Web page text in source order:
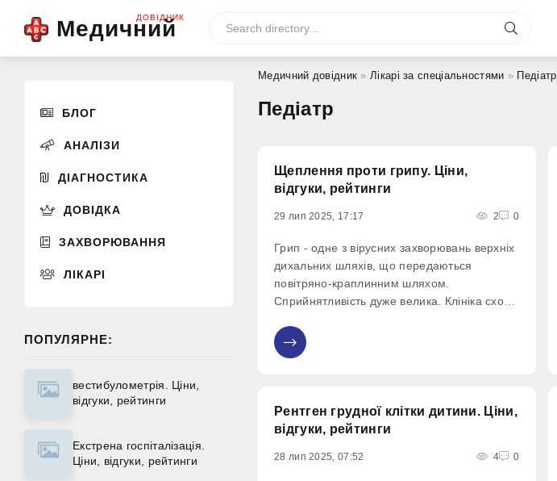
Медичний
ДОВІДНИК
БЛОГ
АНАЛІЗИ
ДІАГНОСТИКА
ДОВІДКА
ЗАХВОРЮВАННЯ
ЛІКАРІ
ПОПУЛЯРНЕ:
вестибулометрія. Ціни,
відгуки, рейтинги
Екстрена госпіталізація.
Ціни, відгуки, рейтинги
Медичний довідник »Лікарі за спеціальностями » Педіатр
Педіатр
Щеплення проти грипу. Ціни,
відгуки, рейтинги
29 лип 2025, 17:17 2 0
Грип - одне з вірусних захворювань верхніх
дихальних шляхів, що передаються
повітряно-краплинним шляхом.
Сприйнятливість дуже велика. Клініка схожа
проти грипу проводиться з метою
профілактики поширення вірусів у
Рентген грудної клітки дитини. Ціни,
відгуки, рейтинги
28 лип 2025, 07:52 4 0